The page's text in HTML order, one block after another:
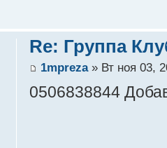
Re: Группа
1mpreza» Вт ноя 03,
0506838844